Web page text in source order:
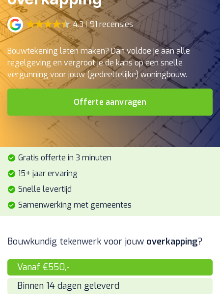
4.3 91 recensies
Bouwtekening laten maken? Dan voldoe je aan alle
regelgeving en vergroot je de kans op een snelle
vergunning voor jouw (gedeeltelijke) woningbouw.
Offerte aanvragen
Gratis offerte in 3 minuten
15+ jaar ervaring
Snelle levertijd
Samenwerking met gemeentes
Bouwkundig tekenwerk voor jouw overkapping?
Vanaf €550,-
Binnen 14 dagen geleverd